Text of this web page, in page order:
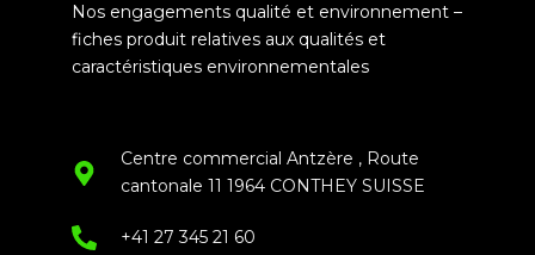
Nos engagements qualité et environnement –
fiches produit relatives aux qualités et
caractéristiques environnementales
Centre commercial Antzère , Route
cantonale 11 1964 CONTHEY SUISSE
+41 27 345 21 60